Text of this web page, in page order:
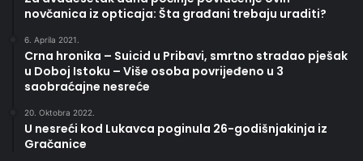
novčanica iz opticaja: Šta građani trebaju uraditi?
6. Aprila 2021.
Crna hronika – Suicid u Pribavi, smrtno stradao pješak
u Doboj Istoku – Više osoba povrijeđeno u 3
saobraćajne nesreće
20. Oktobra 2022.
U nesreći kod Lukavca poginula 26-godišnjakinja iz
Gračanice